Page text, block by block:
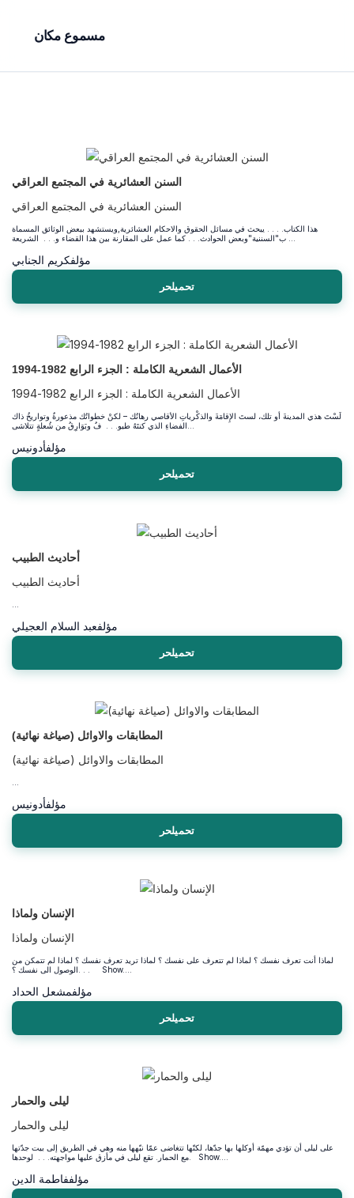
مسموع مكان
السنن العشائرية في المجتمع العراقي
السنن العشائرية في المجتمع العراقي
هذا الكتاب. . . . يبحث في مسائل الحقوق والاحكام العشائرية,ويستشهد ببعض الوثائق المسماة
مؤلفكريم الجنابي
تحميلحر
الأعمال الشعرية الكاملة : الجزء الرابع 1982-1994
الأعمال الشعرية الكاملة : الجزء الرابع 1982-1994
لَسْتَ هذي المدينةَ أو تلك، لستَ الإِقامَةَ والذكْرياتِ الأقاصي رهانُك – لكنْ خطواتُك مذعورةٌ وتواريخُ ذاك
مؤلفأدونيس
تحميلحر
أحاديث الطبيب
أحاديث الطبيب
مؤلفعبد السلام العجيلي
تحميلحر
المطابقات والاوائل (صياغة نهائية)
المطابقات والاوائل (صياغة نهائية)
مؤلفأدونيس
تحميلحر
الإنسان ولماذا
الإنسان ولماذا
لماذا أنت تعرف نفسك ؟ لماذا لم تتعرف على نفسك ؟ لماذا تريد تعرف نفسك ؟ لماذا لم تتمكن من
الوصول الى نفسك ؟. . . Show....
مؤلفمشعل الحداد
تحميلحر
ليلى والحمار
ليلى والحمار
على ليلى أن تؤدي مهمّة أوكلها بها جدّها، لكنّها تتغاضى عمّا نبّهها منه وهي في الطريق إلى بيت جدّتها
مع الحمار. تقع ليلى في مأزق عليها مواجهته. . . لوحدها. Show....
مؤلففاطمة الدين